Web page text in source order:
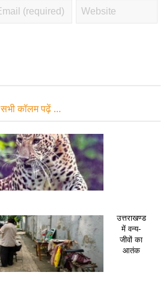
सभी कॉलम पढ़ें …
उत्तराखण्ड
में वन्य-
जीवों का
आतंक